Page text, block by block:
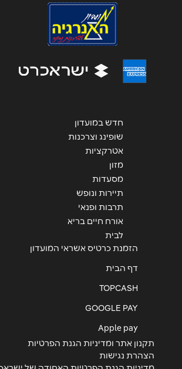
אנא חזרו אלי בקשר ל...
חדש במועדון
שופינג וצרכנות
אטרקציות
מזון
מסעדות
תיירות ונופש
תרבות ופנאי
אורח חיים בריא
לבית
הזמנת כרטיס אשראי המועדון
דף הבית
TOPCASH
GOOGLE PAY
Apple pay
תקנון אתר ומדיניות הגנת הפרטיות
הצהרת נגישות